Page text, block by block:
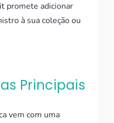
promete adicionar
à sua coleção ou
Principais
vem com uma